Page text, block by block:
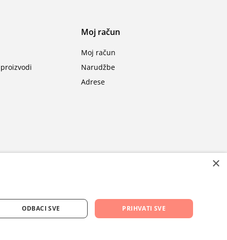
Moj račun
Moj račun
Narudžbe
Adrese
×
PRIHVATI SVE
ODBACI SVE